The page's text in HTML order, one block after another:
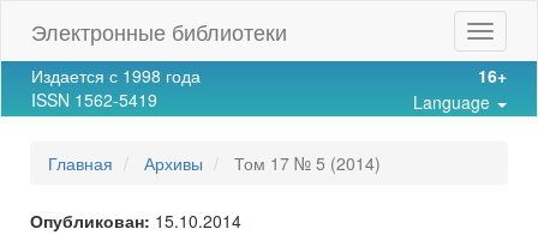
Navigation
Main
Content
Sidebar
Toggle
Электронные библиотеки
Издается с 1998 года
ISSN 1562-5419
16+
Language
Главная Архивы Том 17 № 5 (2014)
Опубликован: 15.10.2014